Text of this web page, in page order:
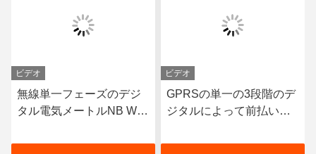
ビデオ
無線単一フェーズのデジ
タル電気メートルNB Wifi
多税率
ビデオ
GPRSの単一の3段階のデ
ジタルによって前払いさ
トルLCDの表示